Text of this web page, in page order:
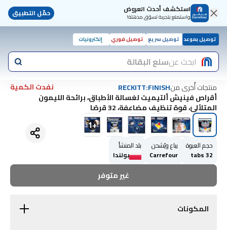
استكشف أحدث العروض
واستمتع بتجربة تسوّق مذهلة! حمّل التطبيق
توصيل بموعد توصيل سريع توصيل فوري إلكترونيات
ابحث عنسلع البقالة
منتجات أُخرى منRECKITT:FINISH
نفدت الكمية
أقراص فينيش ألتيميت لغسالة الأطباق، برائحة الليمون
المتلألئ، قوة تنظيف مضاعفة، 32 قرصًا
+
1
حجم العبوة
32 tabs
يباع ويُشحن
Carrefour
بلد المنشأ
بولندا
غير متوفر
المكونات